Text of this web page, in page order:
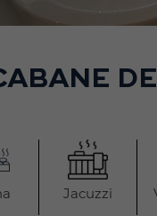
Jacuzzi